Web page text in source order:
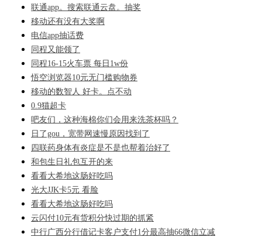
联通app。搜索联通云盘。抽奖
移动还有没有大奖啊
电信app抽话费
同程又能领了
同程16-15火车票 每日1w份
悟空浏览器10元无门槛购物券
移动的数智人 好卡。点不动
0.9猫超卡
吧友们，这种海棉你们会用来洗茶杯吗？
日了gou，宽带网速慢原因找到了
四联药身体有炎症是不是也帮着治好了
和包生日礼包互开的来
看看大希地这肠好吃吗
光大JJK卡5元 看脸
看看大希地这肠好吃吗
云闪付10元有货积分快过期的抓紧
中行广西分行借记卡客户支付1分最高抽66微信立减